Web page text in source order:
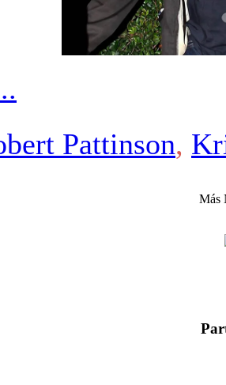
Pattinson,
Más